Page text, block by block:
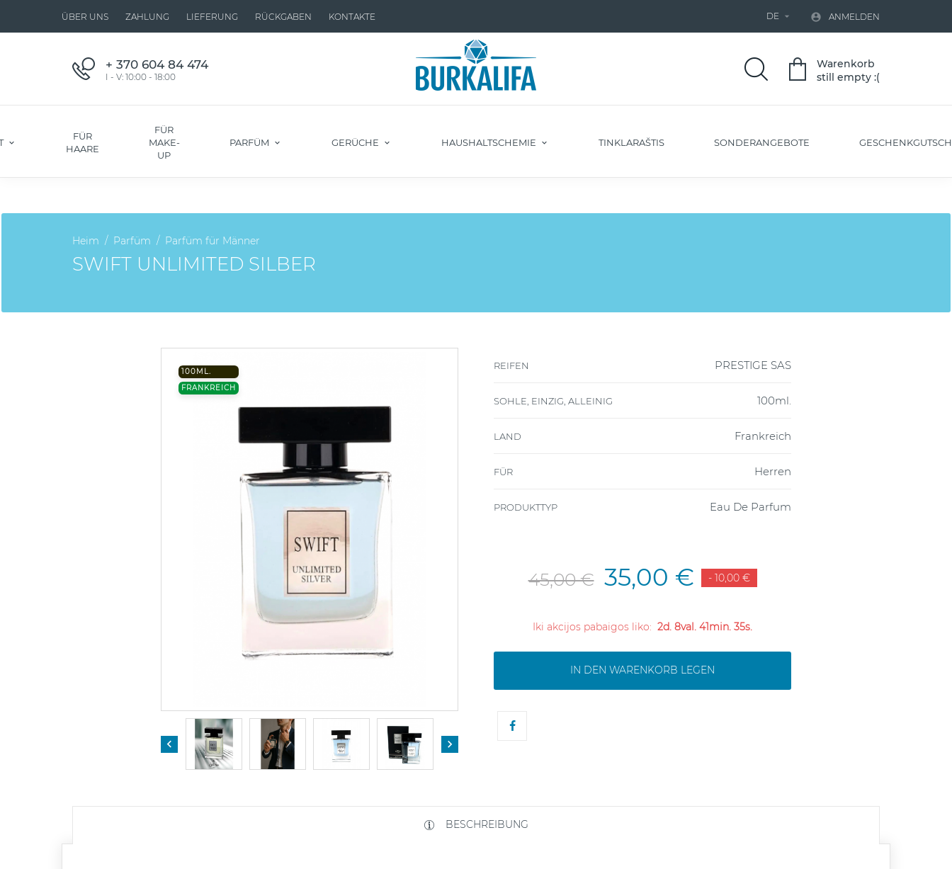
ÜBER UNS ZAHLUNG LIEFERUNG RÜCKGABEN KONTAKTE DE   ANMELDEN
+ 370 604 84 474
I - V: 10:00 - 18:00
Warenkorb
still empty :(
FÜR
HAARE
FÜR
MAKE-
UP
PARFÜM GERÜCHE HAUSHALTSCHEMIE TINKLARAŠTIS SONDERANGEBOTE
Heim Parfüm Parfüm für Männer
SWIFT UNLIMITED SILBER
100ML.
FRANKREICH
 
REIFEN PRESTIGE SAS
SOHLE, EINZIG, ALLEINIG 100ml.
LAND Frankreich
FÜR Herren
PRODUKTTYP Eau De Parfum
45,00 € 35,00 € - 10,00 €
Iki akcijos pabaigos liko: 2d. 8val. 41min. 34s.
IN DEN WARENKORB LEGEN
BESCHREIBUNG